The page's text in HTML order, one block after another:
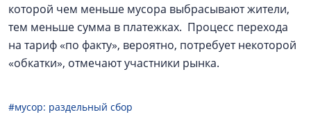
которой чем меньше мусора выбрасывают жители,
тем меньше сумма в платежках. Процесс перехода
на тариф «по факту», вероятно, потребует некоторой
«обкатки», отмечают участники рынка.
#мусор: раздельный сбор